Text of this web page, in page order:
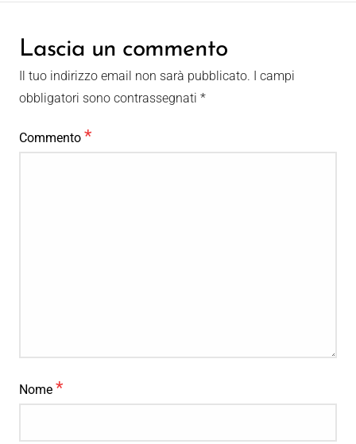
Lascia un commento
Il tuo indirizzo email non sarà pubblicato. I campi
obbligatori sono contrassegnati *
Commento *
Nome *